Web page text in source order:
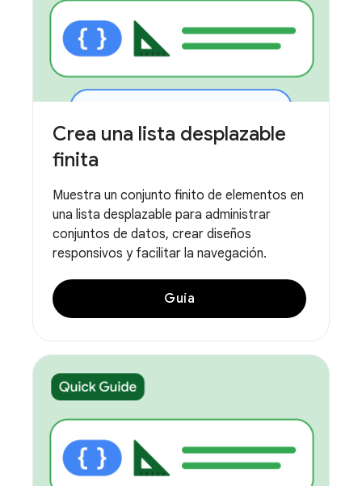
Crea una lista desplazable
finita
Muestra un conjunto finito de elementos en
una lista desplazable para administrar
conjuntos de datos, crear diseños
responsivos y facilitar la navegación.
Guía